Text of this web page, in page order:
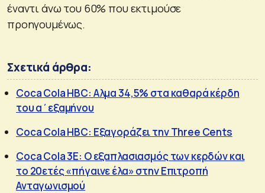
έναντι άνω του 60% που εκτιμούσε
προηγουμένως.
Σχετικά άρθρα:
Coca Cola HBC: Αλμα 34,5% στα καθαρά κέρδη
του α΄εξαμήνου
Coca Cola HBC: Εξαγοράζει την Three Cents
Coca Cola 3E: Ο εξαπλασιασμός των κερδών και
το 20ετές «πήγαινε έλα» στην Επιτροπή
Ανταγωνισμού